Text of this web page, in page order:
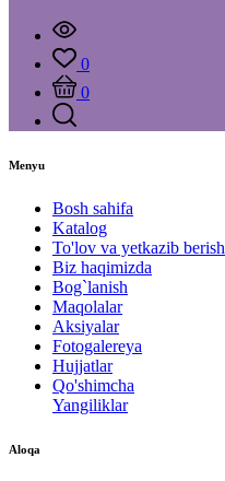
0
0
Menyu
Bosh sahifa
Katalog
To'lov va yetkazib berish
Biz haqimizda
Bog`lanish
Maqolalar
Aksiyalar
Fotogalereya
Hujjatlar
Qo'shimcha
Yangiliklar
Aloqa